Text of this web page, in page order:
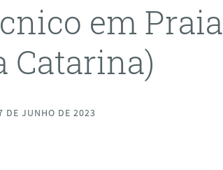
em Praia
Catarina)
DE JUNHO DE 2023